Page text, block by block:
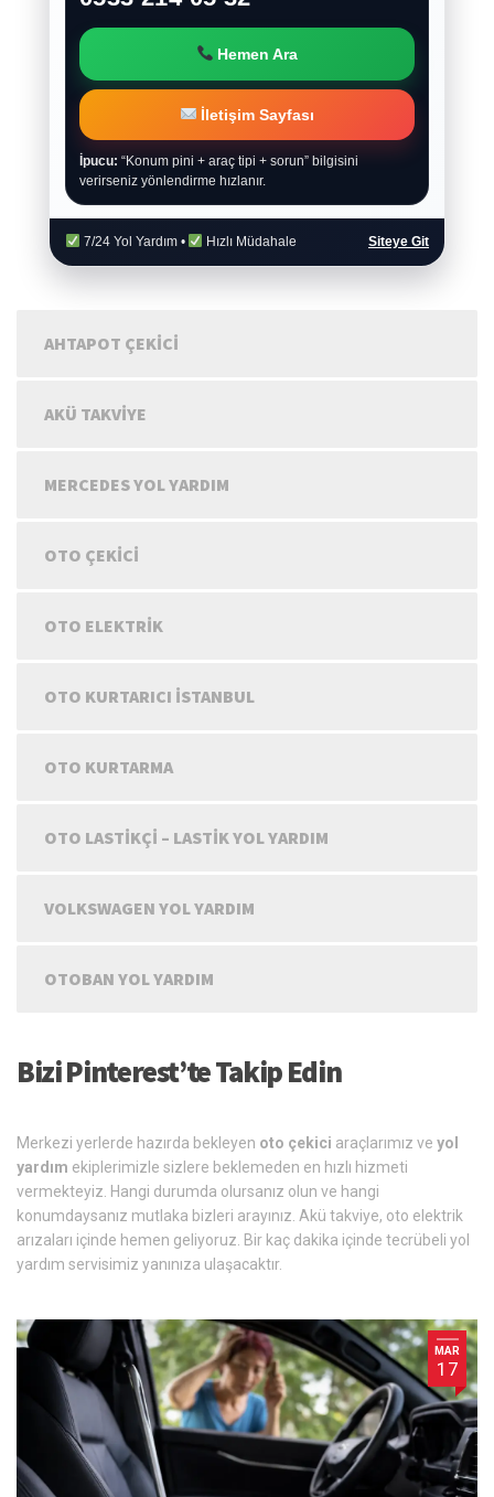
Hemen Ara
İletişim Sayfası
İpucu: “Konum pini + araç tipi + sorun” bilgisini
verirseniz yönlendirme hızlanır.
7/24 Yol Yardım • Hızlı Müdahale Siteye Git
AHTAPOT ÇEKICI
AKÜ TAKVIYE
MERCEDES YOL YARDIM
OTO ÇEKICI
OTO ELEKTRIK
OTO KURTARICI İSTANBUL
OTO KURTARMA
OTO LASTIKÇI – LASTIK YOL YARDIM
VOLKSWAGEN YOL YARDIM
OTOBAN YOL YARDIM
Bizi Pinterest’te Takip Edin
Merkezi yerlerde hazırda bekleyen oto çekici araçlarımız ve yol
yardım ekiplerimizle sizlere beklemeden en hızlı hizmeti
vermekteyiz. Hangi durumda olursanız olun ve hangi
konumdaysanız mutlaka bizleri arayınız. Akü takviye, oto elektrik
arızaları içinde hemen geliyoruz. Bir kaç dakika içinde tecrübeli yol
yardım servisimiz yanınıza ulaşacaktır.
MAR
17